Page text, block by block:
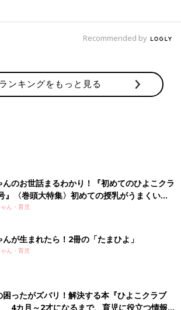
Recommended by
ランキングをもっと見る
んのお世話まるわかり！『初めてのひよこクラ
』〈巻頭大特集〉初めての授乳がうまくい
っぱい・ミルクの基本と夏のトラブル 解決テ
ん・育児
んが生まれたら！2冊の「たまひよ」
ん・育児
困ったがズバリ！解決する本『ひよこクラブ
4カ月～2才になるまで、育児に役立つ情報が